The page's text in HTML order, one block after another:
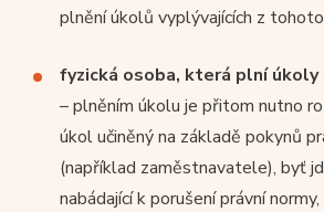
plnění úkolů vyplývajících z
fyzická osoba, která plní úkoly
– plněním úkolu je přitom nutno
úkol učiněný na základě pokynů
(například zaměstnavatele), byť
nabádající k porušení právní normy,